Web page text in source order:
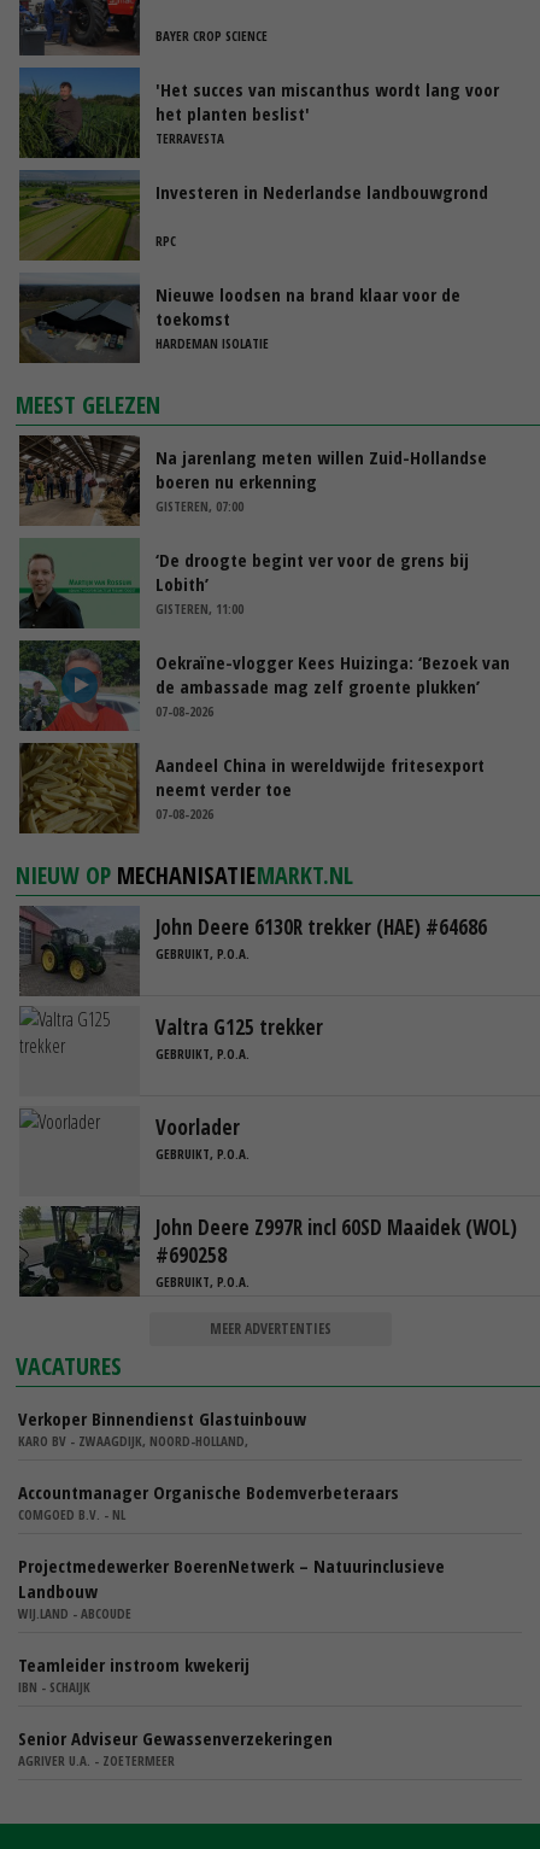
BAYER CROP SCIENCE
'Het succes van miscanthus wordt lang voor
het planten beslist'
TERRAVESTA
Investeren in Nederlandse landbouwgrond
RPC
Nieuwe loodsen na brand klaar voor de
toekomst
HARDEMAN ISOLATIE
MEEST GELEZEN
Na jarenlang meten willen Zuid-Hollandse
boeren nu erkenning
GISTEREN, 07:00
‘De droogte begint ver voor de grens bij
Lobith’
GISTEREN, 11:00
Oekraïne-vlogger Kees Huizinga: ‘Bezoek van
de ambassade mag zelf groente plukken’
07-08-2026
Aandeel China in wereldwijde fritesexport
neemt verder toe
07-08-2026
NIEUW OP MECHANISATIEMARKT.NL
John Deere 6130R trekker (HAE) #64686
GEBRUIKT, P.O.A.
Valtra G125 trekker
GEBRUIKT, P.O.A.
Voorlader
GEBRUIKT, P.O.A.
John Deere Z997R incl 60SD Maaidek (WOL)
#690258
GEBRUIKT, P.O.A.
MEER ADVERTENTIES
VACATURES
Verkoper Binnendienst Glastuinbouw
KARO BV - ZWAAGDIJK, NOORD-HOLLAND,
Accountmanager Organische Bodemverbeteraars
COMGOED B.V. - NL
Projectmedewerker BoerenNetwerk – Natuurinclusieve
Landbouw
WIJ.LAND - ABCOUDE
Teamleider instroom kwekerij
IBN - SCHAIJK
Senior Adviseur Gewassenverzekeringen
AGRIVER U.A. - ZOETERMEER